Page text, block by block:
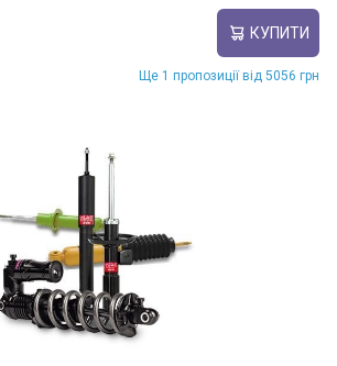
КУПИТИ
Ще 1 пропозиції від 5056 грн